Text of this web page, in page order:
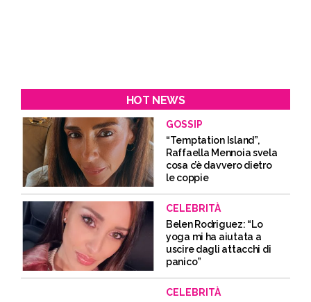
HOT NEWS
GOSSIP
“Temptation Island”,
Raffaella Mennoia svela
cosa c’è davvero dietro
le coppie
CELEBRITÀ
Belen Rodriguez: “Lo
yoga mi ha aiutata a
uscire dagli attacchi di
panico”
CELEBRITÀ